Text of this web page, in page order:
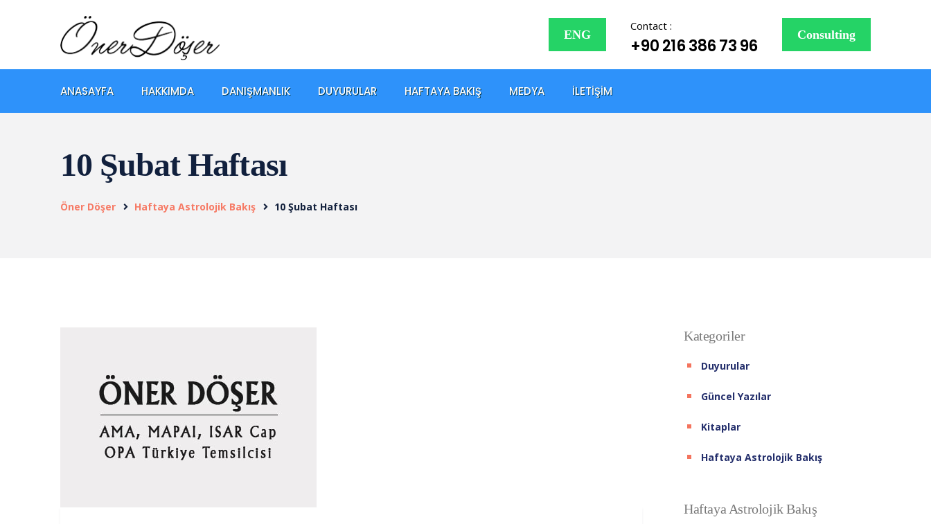
ENG
Contact :
+90 216 386 73 96
Consulting
ANASAYFA HAKKIMDA DANIŞMANLIK DUYURULAR HAFTAYA BAKIŞ MEDYA İLETIŞIM
10 Şubat Haftası
Öner Döşer Haftaya Astrolojik Bakış 10 Şubat Haftası
Kategoriler
Duyurular
Güncel Yazılar
Kitaplar
Haftaya Astrolojik Bakış
Haftaya Astrolojik Bakış